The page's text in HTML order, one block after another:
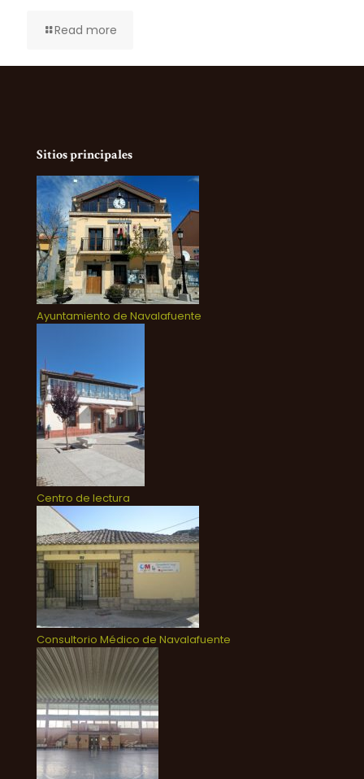
Read more
Sitios principales
Ayuntamiento de Navalafuente
Centro de lectura
Consultorio Médico de Navalafuente